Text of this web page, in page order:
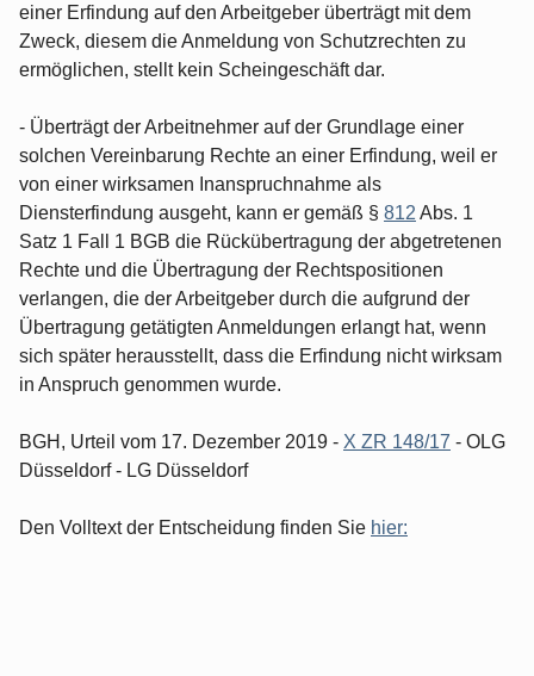
einer Erfindung auf den Arbeitgeber überträgt mit dem
Zweck, diesem die Anmeldung von Schutzrechten zu
ermöglichen, stellt kein Scheingeschäft dar.
- Überträgt der Arbeitnehmer auf der Grundlage einer
solchen Vereinbarung Rechte an einer Erfindung, weil er
von einer wirksamen Inanspruchnahme als
Diensterfindung ausgeht, kann er gemäß § 812 Abs. 1
Satz 1 Fall 1 BGB die Rückübertragung der abgetretenen
Rechte und die Übertragung der Rechtspositionen
verlangen, die der Arbeitgeber durch die aufgrund der
Übertragung getätigten Anmeldungen erlangt hat, wenn
sich später herausstellt, dass die Erfindung nicht wirksam
in Anspruch genommen wurde.
BGH, Urteil vom 17. Dezember 2019 - X ZR 148/17 - OLG
Düsseldorf - LG Düsseldorf
Den Volltext der Entscheidung finden Sie hier: